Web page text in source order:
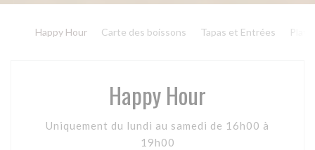
Happy Hour Carte des boissons Tapas et Entrées Plats
Happy Hour
Uniquement du lundi au samedi de 16h00 à
19h00